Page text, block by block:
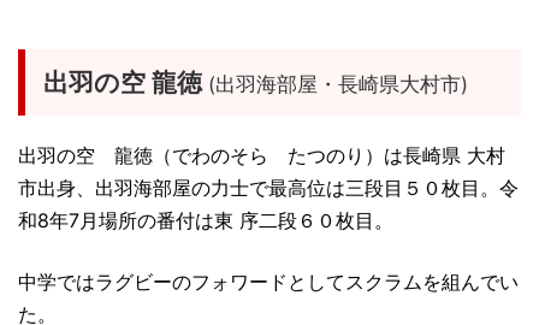
出羽の空 龍徳 (出羽海部屋・長崎県大村市)
出羽の空 龍徳（でわのそら たつのり）は長崎県 大村
市出身、出羽海部屋の力士で最高位は三段目５０枚目。令
和8年7月場所の番付は東 序二段６０枚目。
中学ではラグビーのフォワードとしてスクラムを組んでい
た。